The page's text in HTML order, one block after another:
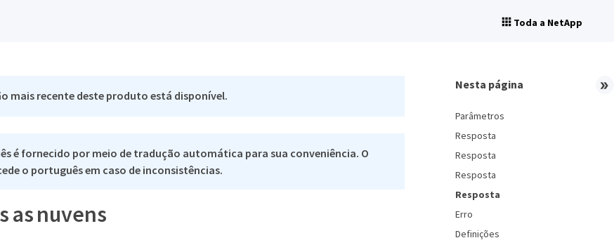
Toda a NetApp
mais recente deste produto está disponível.
é fornecido por meio de tradução automática para sua conveniência. O
o português em caso de inconsistências.
as nuvens
Nesta página
Parâmetros
Resposta
Resposta
Resposta
Resposta
Erro
Definições